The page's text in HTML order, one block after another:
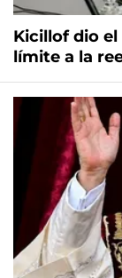
Kicillof dio
límite a la